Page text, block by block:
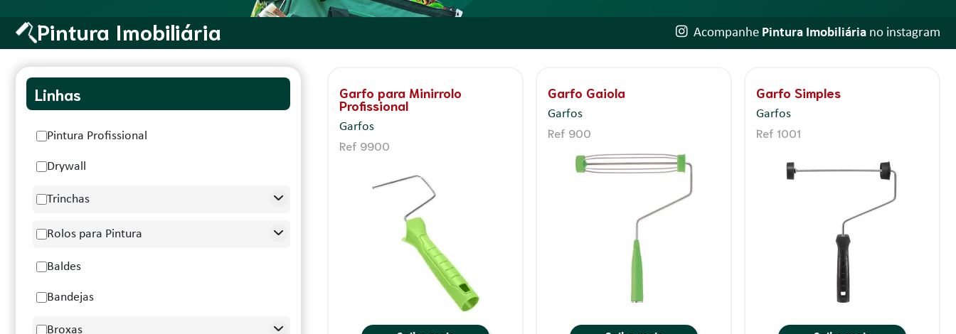
Pintura Imobiliária Acompanhe Pintura Imobiliária no instagram
Linhas
Pintura Profissional
Drywall
Trinchas
Rolos para Pintura
Baldes
Bandejas
Broxas
Garfo para Minirrolo
Profissional
Garfos
Ref 9900
Garfo Gaiola
Garfos
Ref 900
Garfo Simples
Garfos
Ref 1001